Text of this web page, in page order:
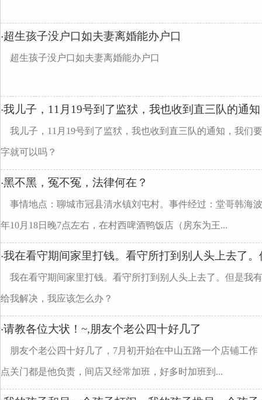
·超生孩子没户口如夫妻离婚能办户口
超生孩子没户口如夫妻离婚能办户口
·我儿子，11月19号到了监犾，我也收到直三队的通
我儿子，11月19号到了监犾，我也收到直三队的通知，我们
字就可以吗？
·黑不黑，冤不冤，法律何在？
事情地点：聊城市冠县清水镇刘屯村。事件经过：堂哥韩海
年10月18日晚7点左右，在村西啤酒鸭饭店（房东为王...
·我在看守期间家里打钱。看守所打到别人头上去了
我在看守期间家里打钱。看守所打到别人头上去了。但是我
给我解决，我应该怎么办？
·请教各位大状！~,朋友个老公四十好几了
朋友个老公四十好几了，7月初开始在中山五路一个店铺工
点关门都是他负责，间店又经常加班，好多时加班到...